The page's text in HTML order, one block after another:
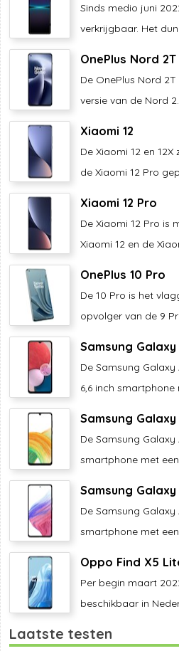
Sinds medio juni
verkrijgbaar. Het
OnePlus Nord 2T
De OnePlus Nord
versie van de Nord
Xiaomi 12
De Xiaomi 12 en
de Xiaomi 12 Pro
Xiaomi 12 Pro
De Xiaomi 12 Pro is
Xiaomi 12 en de
OnePlus 10 Pro
De 10 Pro is het
opvolger van de 9
Samsung Galaxy
De Samsung
6,6 inch smartphone
Samsung Galaxy
De Samsung Galaxy
smartphone met een
Samsung Galaxy
De Samsung Galaxy
smartphone met een
Oppo Find X5
Per begin maart
beschikbaar in
Laatste testen